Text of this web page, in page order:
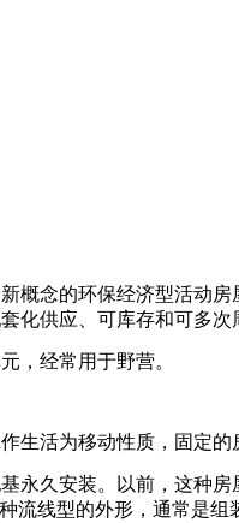
概念的环保经济型活动
供应、可库存和可多次
，经常用于野营。
生活为移动性质，固定的
久安装。以前，这种
线型的外形，通常是组